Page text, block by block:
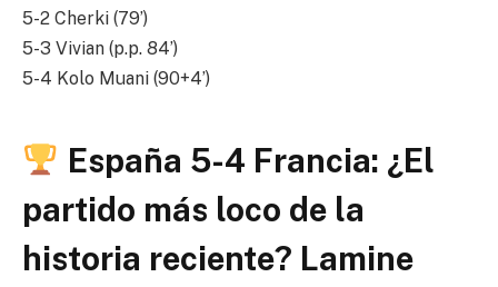
5-2 Cherki (79’)
5-3 Vivian (p.p. 84’)
5-4 Kolo Muani (90+4’)
España 5-4 Francia: ¿El
partido más loco de la
historia reciente? Lamine